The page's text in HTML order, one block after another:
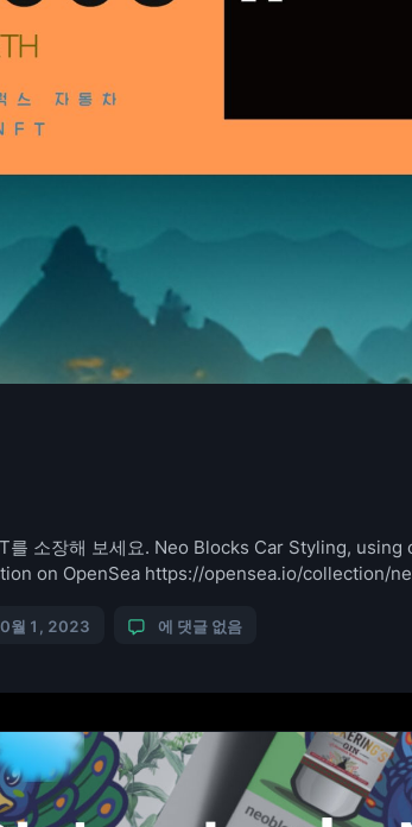
를 소장해 보세요. Neo Blocks Car Styling,
on OpenSea https://opensea.io/collection/
월 1, 2023 에 댓글 없음